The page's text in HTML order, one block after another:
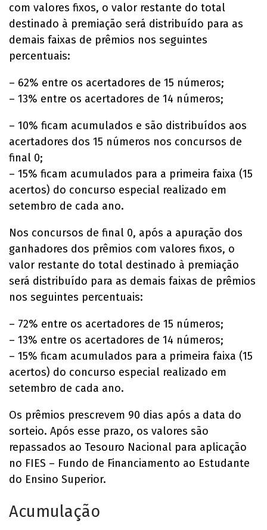
com valores fixos, o valor restante do total
destinado à premiação será distribuído para as
demais faixas de prêmios nos seguintes
percentuais:
– 62% entre os acertadores de 15 números;
– 13% entre os acertadores de 14 números;
– 10% ficam acumulados e são distribuídos aos
acertadores dos 15 números nos concursos de
final 0;
– 15% ficam acumulados para a primeira faixa (15
acertos) do concurso especial realizado em
setembro de cada ano.
Nos concursos de final 0, após a apuração dos
ganhadores dos prêmios com valores fixos, o
valor restante do total destinado à premiação
será distribuído para as demais faixas de prêmios
nos seguintes percentuais:
– 72% entre os acertadores de 15 números;
– 13% entre os acertadores de 14 números;
– 15% ficam acumulados para a primeira faixa (15
acertos) do concurso especial realizado em
setembro de cada ano.
Os prêmios prescrevem 90 dias após a data do
sorteio. Após esse prazo, os valores são
repassados ao Tesouro Nacional para aplicação
no FIES – Fundo de Financiamento ao Estudante
do Ensino Superior.
Acumulação